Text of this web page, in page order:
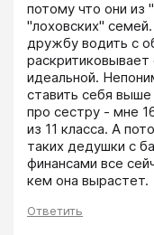
потому что они из
"лоховских"
дружбу водить с
идеальной.
ставить себя
про сестру - мне
из 11 класса. А
таких дедушки с
финансами все
кем она вырастет.
Ответить